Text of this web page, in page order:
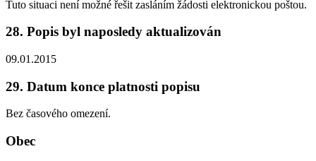
Tuto situaci není možné řešit zasláním žádosti elektronickou poštou.
28. Popis byl naposledy aktualizován
09.01.2015
29. Datum konce platnosti popisu
Bez časového omezení.
Obec